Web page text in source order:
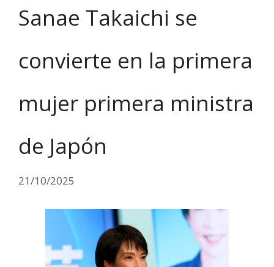
Sanae Takaichi se
convierte en la primera
mujer primera ministra
de Japón
21/10/2025